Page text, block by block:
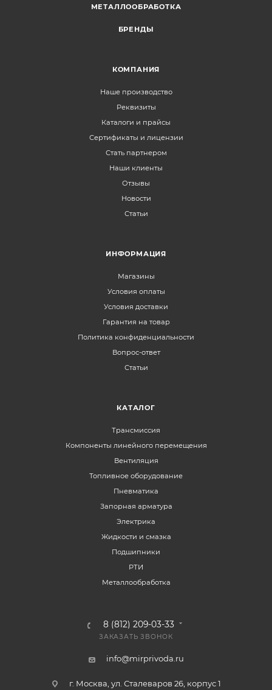
МЕТАЛЛООБРАБОТКА
БРЕНДЫ
КОМПАНИЯ
Наше производство
Реквизиты
Каталоги и прайсы
Сертификаты и лицензии
Стать партнером
Наши клиенты
Отзывы
Новости
Статьи
ИНФОРМАЦИЯ
Магазины
Условия оплаты
Условия доставки
Гарантия на товар
Политика конфиденциальности
Вопрос-ответ
Статьи
КАТАЛОГ
Трансмиссия
Компоненты линейного перемещения
Вентиляция
Топливное оборудование
Пневматика
Запорная арматура
Электрика
Жидкости и смазка
Подшипники
РТИ
Металлообработка
8 (812) 209-03-33
ЗАКАЗАТЬ ЗВОНОК
info@mirprivoda.ru
г. Москва, ул. Сталеваров 26, корпус 1